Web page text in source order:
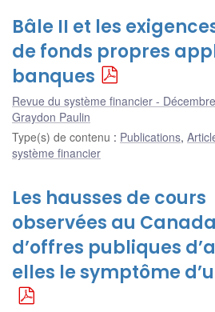
Bâle II et les
de fonds propres
banques
Revue du système financier -
Graydon Paulin
Type(s) de contenu : Publications,
système financier
Les hausses de cours
observées au
d’offres publiques
elles le symptôme